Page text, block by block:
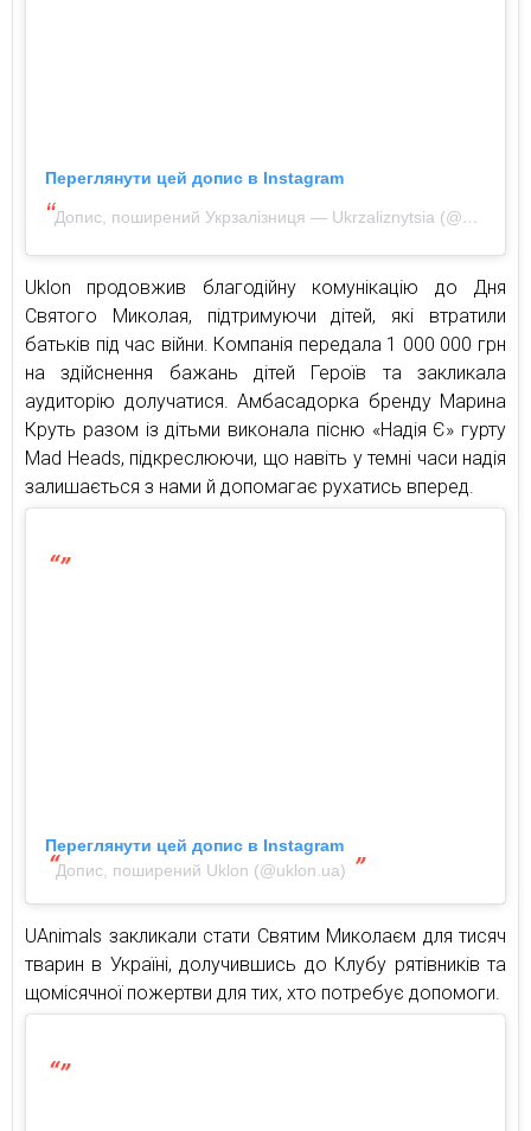
Переглянути цей допис в Instagram
Допис, поширений Укрзалізниця — Ukrzaliznytsia (@ukrainianrailways)
Uklon продовжив благодійну комунікацію до Дня
Святого Миколая, підтримуючи дітей, які втратили
батьків під час війни. Компанія передала 1 000 000 грн
на здійснення бажань дітей Героїв та закликала
аудиторію долучатися. Амбасадорка бренду Марина
Круть разом із дітьми виконала пісню «Надія Є» гурту
Mad Heads, підкреслюючи, що навіть у темні часи надія
залишається з нами й допомагає рухатись вперед.
Переглянути цей допис в Instagram
Допис, поширений Uklon (@uklon.ua)
UAnimals закликали стати Святим Миколаєм для тисяч
тварин в Україні, долучившись до Клубу рятівників та
щомісячної пожертви для тих, хто потребує допомоги.